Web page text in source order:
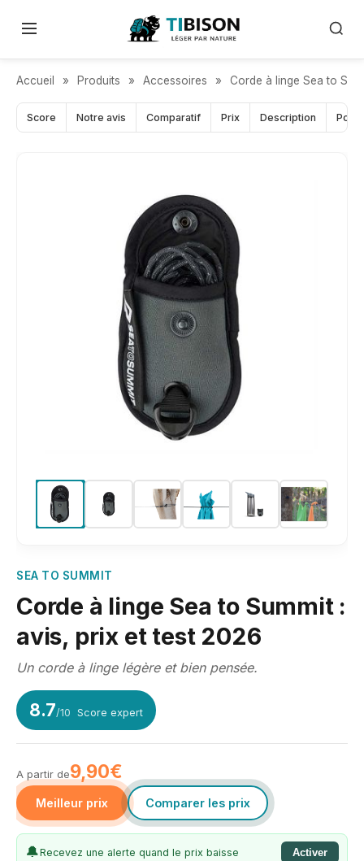
Accueil » Produits » Accessoires » Corde à linge Sea to
Score Notre avis Comparatif Prix Description Pour
INDISPENSABLE TREK
SEA TO SUMMIT
Corde à linge Sea to Summit :
avis, prix et test 2026
Un corde à linge légère et bien pensée.
8.7/10 Score expert
A partir de9,90€
Meilleur prix Comparer les prix
🔔Recevez une alerte quand le prix baisse Activer